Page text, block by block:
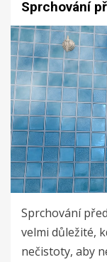
Sprchování
Sprchování
velmi důležité,
nečistoty, aby